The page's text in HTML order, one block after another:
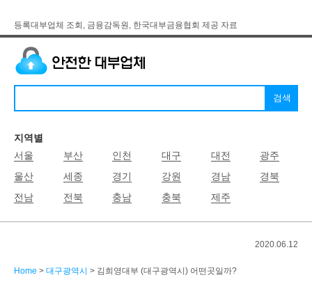
등록대부업체 조회, 금융감독원, 한국대부금융협회 제공 자료
지역별
서울
부산 인천 대구 대전
광주
울산
세종 경기 강원 경남
경북
전남
전북 충남 충북 제주
2020.06.12
Home > 대구광역시 > 김희영대부 (대구광역시) 어떤곳일까?